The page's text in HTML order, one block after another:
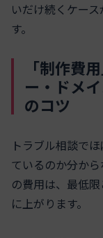
いだけ続くケー
す。
「制作費
ー・ドメ
のコツ
トラブル相談で
ているのか分か
の費用は、最低
に上がります。